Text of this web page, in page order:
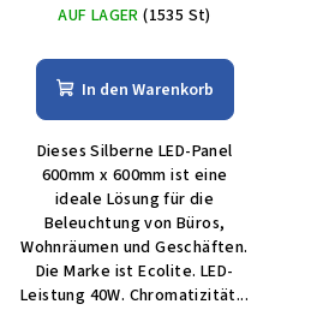
AUF LAGER(1535 St)
In den Warenkorb
Dieses Silberne LED-Panel
600mm x 600mm ist eine
ideale Lösung für die
Beleuchtung von Büros,
Wohnräumen und Geschäften.
Die Marke ist Ecolite. LED-
Leistung 40W. Chromatizität...